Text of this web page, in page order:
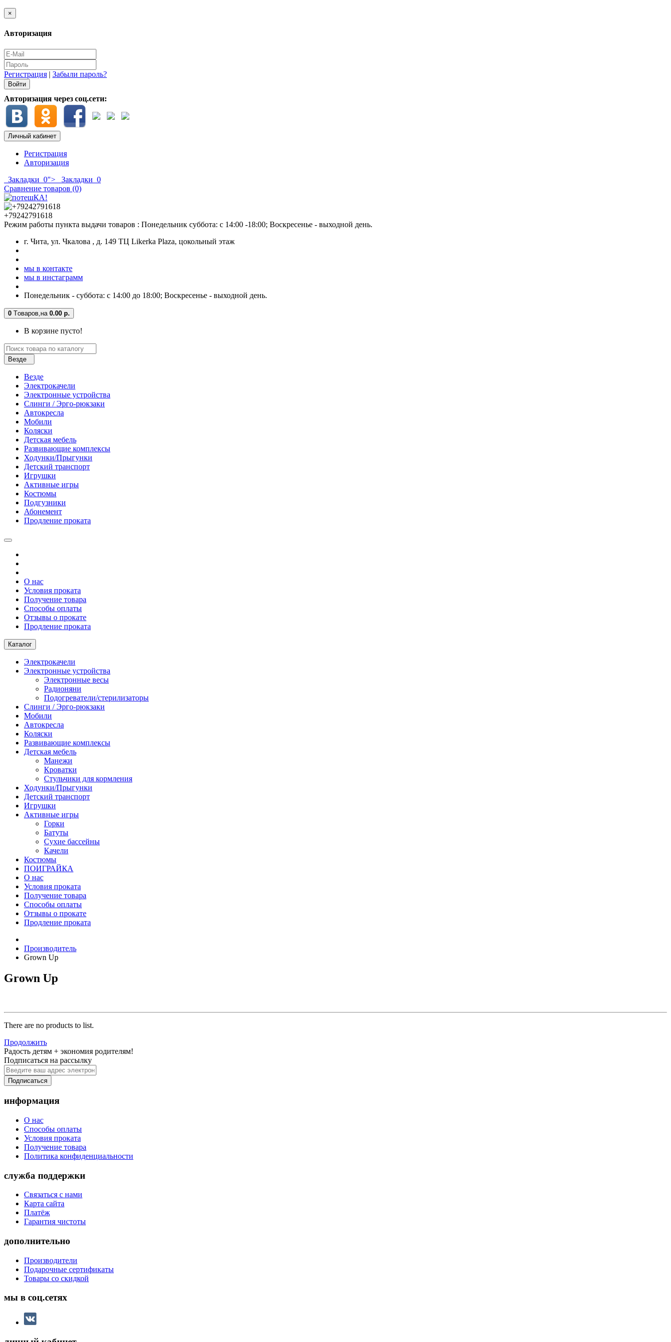
×
Авторизация
Регистрация | Забыли пароль?
Авторизация через соц.сети:
Личный кабинет
Регистрация
Авторизация
Закладки 0"> Закладки 0
Сравнение товаров (0)
+79242791618
Режим работы пункта выдачи товаров : Понедельник суббота: с 14:00 -18:00; Воскресенье - выходной день.
г. Чита, ул. Чкалова , д. 149 ТЦ Likerka Plaza, цокольный этаж
мы в контакте
мы в инстаграмм
Понедельник - суббота: с 14:00 до 18:00; Воскресенье - выходной день.
0 Tоваров, на 0.00 р.
В корзине пусто!
Везде
Везде
Электрокачели
Электронные устройства
Слинги / Эрго-рюкзаки
Автокресла
Мобили
Коляски
Детская мебель
Развивающие комплексы
Ходунки/Прыгунки
Детский транспорт
Игрушки
Активные игры
Костюмы
Подгузники
Абонемент
Продление проката
О нас
Условия проката
Получение товара
Способы оплаты
Отзывы о прокате
Продление проката
Каталог
Электрокачели
Электронные устройства
Электронные весы
Радионяни
Подогреватели/стерилизаторы
Слинги / Эрго-рюкзаки
Мобили
Автокресла
Коляски
Развивающие комплексы
Детская мебель
Манежи
Кроватки
Стульчики для кормления
Ходунки/Прыгунки
Детский транспорт
Игрушки
Активные игры
Горки
Батуты
Сухие бассейны
Качели
Костюмы
ПОИГРАЙКА
О нас
Условия проката
Получение товара
Способы оплаты
Отзывы о прокате
Продление проката
Производитель
Grown Up
Grown Up
There are no products to list.
Продолжить
Радость детям + экономия родителям!
Подписаться на рассылку
Подписаться
информация
О нас
Способы оплаты
Условия проката
Получение товара
Политика конфиденциальности
служба поддержки
Связаться с нами
Карта сайта
Платёж
Гарантия чистоты
дополнительно
Производители
Подарочные сертификаты
Товары со скидкой
мы в соц.сетях